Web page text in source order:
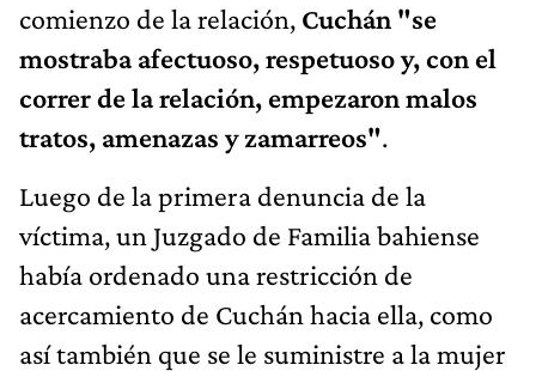
comienzo de la relación, Cuchán "se
mostraba afectuoso, respetuoso y, con el
correr de la relación, empezaron malos
tratos, amenazas y zamarreos".
Luego de la primera denuncia de la
víctima, un Juzgado de Familia bahiense
había ordenado una restricción de
acercamiento de Cuchán hacia ella, como
así también que se le suministre a la mujer